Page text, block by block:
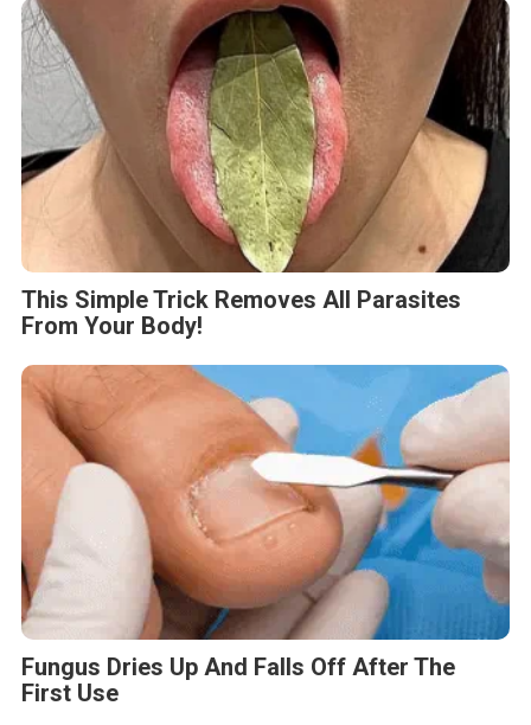
This Simple Trick Removes All Parasites
From Your Body!
Fungus Dries Up And Falls Off After The
First Use